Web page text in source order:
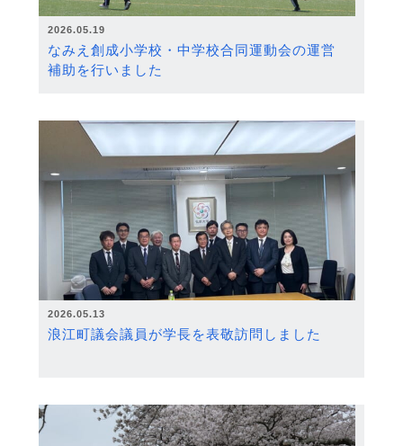
2026.05.19
なみえ創成小学校・中学校合同運動会の運営
補助を行いました
2026.05.13
浪江町議会議員が学長を表敬訪問しました